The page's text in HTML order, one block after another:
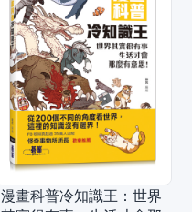
漫畫科普冷知識王：世界